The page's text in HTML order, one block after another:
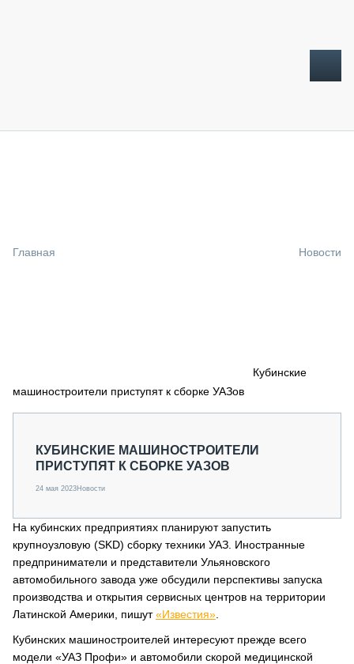
СПЕЦПРОЕКТЫ
О ПРОЕКТЕ
Главная Новости
Кубинские
машиностроители приступят к сборке УАЗов
КУБИНСКИЕ МАШИНОСТРОИТЕЛИ
ПРИСТУПЯТ К СБОРКЕ УАЗОВ
24 мая 2023Новости
На кубинских предприятиях планируют запустить
крупноузловую (SKD) сборку техники УАЗ. Иностранные
предприниматели и представители Ульяновского
автомобильного завода уже обсудили перспективы запуска
производства и открытия сервисных центров на территории
Латинской Америки, пишут«Известия»
Кубинских машиностроителей интересуют прежде всего
модели «УАЗ Профи» и автомобили скорой медицинской